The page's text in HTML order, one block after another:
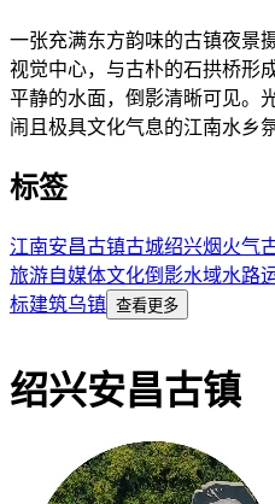
一张充满东方韵味的古镇夜景
视觉中心，与古朴的石拱桥形
平静的水面，倒影清晰可见。
闹且极具文化气息的江南水乡氛
标签
江南安昌古镇古城绍兴烟火气
旅游自媒体文化倒影水域水路
标建筑乌镇 查看更多
绍兴安昌古镇